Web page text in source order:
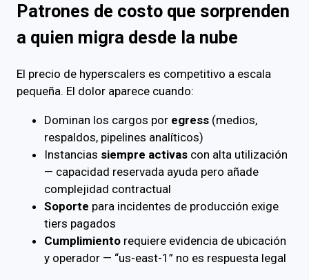
Patrones de costo que sorprenden
a quien migra desde la nube
El precio de hyperscalers es competitivo a escala
pequeña. El dolor aparece cuando:
Dominan los cargos por egress (medios,
respaldos, pipelines analíticos)
Instancias siempre activas con alta utilización
— capacidad reservada ayuda pero añade
complejidad contractual
Soporte para incidentes de producción exige
tiers pagados
Cumplimiento requiere evidencia de ubicación
y operador — “us-east-1” no es respuesta legal